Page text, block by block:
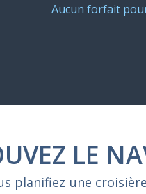
Aucun forfait
LE
planifiez une